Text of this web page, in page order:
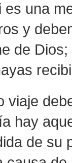
una
y
de
viaje
hay
de su